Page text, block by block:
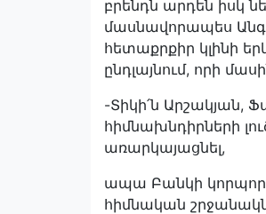
բրենդն արդեն իսկ
մասնավորապես
հետաքրքիր կլինի
ընդլայնում, որի
-Տիկի՛ն Արշակյան,
հիմնախնդիրների
առարկայացնել,
ապա Բանկի
հիմնական